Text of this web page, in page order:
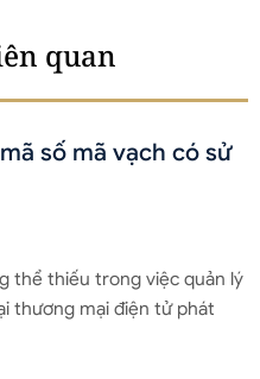
quan
số mã vạch có sử
thể thiếu trong việc quản lý
thương mại điện tử phát